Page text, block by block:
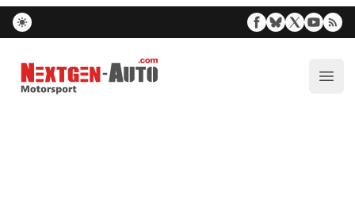
Nextgen-Auto.com